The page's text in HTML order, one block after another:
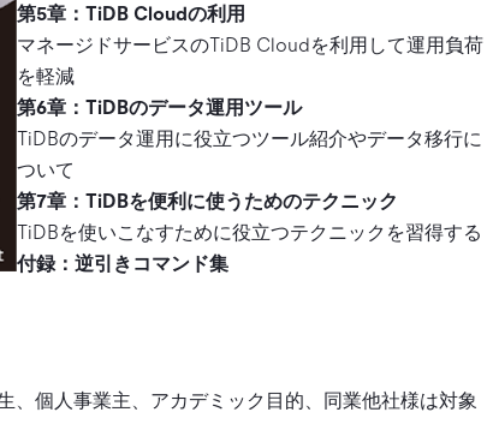
第5章：TiDB Cloudの利用
マネージドサービスのTiDB Cloudを利用して運用負荷
を軽減
第6章：TiDBのデータ運用ツール
TiDBのデータ運用に役立つツール紹介やデータ移行に
ついて
第7章：TiDBを便利に使うためのテクニック
TiDBを使いこなすために役立つテクニックを習得する
付録：逆引きコマンド集
個人事業主、アカデミック目的、同業他社様は対象